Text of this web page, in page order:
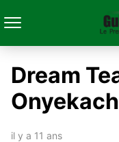
Dream
il y a 11 ans